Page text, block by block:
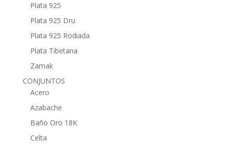
Plata 925
Plata 925 Dru
Plata 925 Rodiada
Plata Tibetana
Zamak
CONJUNTOS
Acero
Azabache
Baño Oro 18K
Celta